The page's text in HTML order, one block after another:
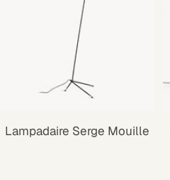
Lampadaire Serge Mouille